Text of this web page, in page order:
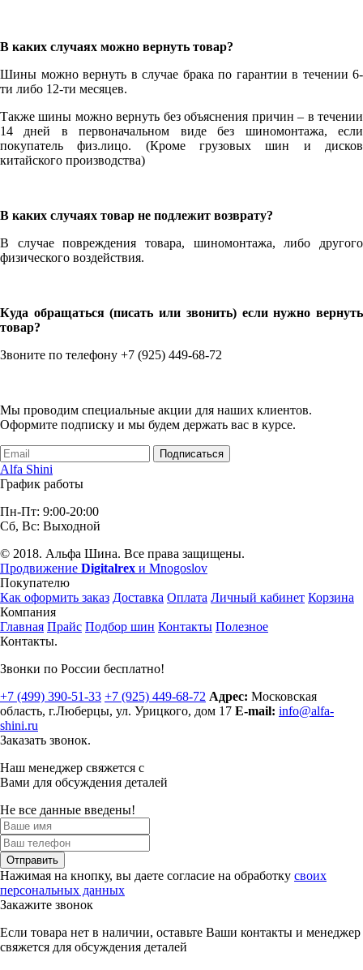
В каких случаях можно вернуть товар?
Шины можно вернуть в случае брака по гарантии в течении 6-
ти либо 12-ти месяцев.
Также шины можно вернуть без объяснения причин – в течении
14 дней в первоначальном виде без шиномонтажа, если
покупатель физ.лицо. (Кроме грузовых шин и дисков
китайского производства)
В каких случаях товар не подлежит возврату?
В случае повреждения товара, шиномонтажа, либо другого
физического воздействия.
Куда обращаться (писать или звонить) если нужно вернуть
товар?
Звоните по телефону +7 (925) 449-68-72
Мы проводим специальные акции для наших клиентов.
Оформите подписку и мы будем держать вас в курсе.
Подписаться
Alfa Shini
График работы
Пн-Пт: 9:00-20:00
Сб, Вс: Выходной
© 2018. Альфа Шина. Все права защищены.
Продвижение Digitalrex и Mnogoslov
Покупателю
Как оформить заказ Доставка Оплата Личный кабинет Корзина
Компания
Главная Прайс Подбор шин Контакты Полезное
Контакты.
Звонки по России бесплатно!
+7 (499) 390-51-33 +7 (925) 449-68-72 Адрес: Московская
область, г.Люберцы, ул. Урицкого, дом 17 E-mail: info@alfa-
shini.ru
Заказать звонок.
Наш менеджер свяжется с
Вами для обсуждения деталей
Не все данные введены!
Отправить
Нажимая на кнопку, вы даете согласие на обработку своих
персональных данных
Закажите звонок
Если товара нет в наличии, оставьте Ваши контакты и менеджер
свяжется для обсуждения деталей